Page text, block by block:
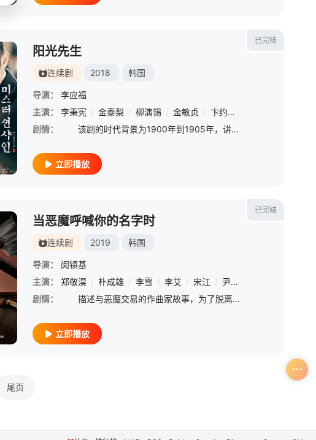
/ 全益玲 / 尹敬浩 / 金在华 / 崔莉 / 全裴修 / 池敏赫 / 李来
已完结
阳光先生
连续剧 2018 韩国
导演：
李应福
主演：
李秉宪 / 金泰梨 / 柳演锡 / 金敏贞 / 卞约汉
剧情：
该剧的时代背景为1900年到1905年，讲述义兵的故事。虽然一直以来有很多以日据时期（1910~1945年）为背景的韩剧，但很少有以日据时期之前为背景的故事。该剧将讲述辛未洋扰（1871年）时期，
立即播放
徐东元 / 朴顺天 / 严孝燮 / 尹敬浩
已完结
当恶魔呼喊你的名字时
连续剧 2019 韩国
导演：
闵镇基
主演：
郑敬淏 / 朴成雄 / 李雪 / 李艾 / 宋江 / 尹敬浩
剧情：
描述与恶魔交易的作曲家故事，为了脱离恶魔必需拉另外三份合约才能自由【嘿叭电影-高清视频免费在线观看】
立即播放
尾页